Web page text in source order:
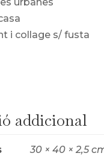
urbanes
i collage s/ fusta
addicional
30 × 40 × 2,5